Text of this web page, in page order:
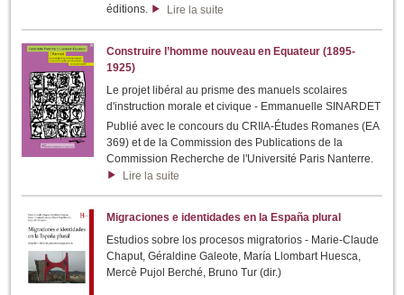
éditions.
Lire la suite
Construire l’homme nouveau en Equateur (1895-
1925)
Le projet libéral au prisme des manuels scolaires
d'instruction morale et civique - Emmanuelle SINARDET
Publié avec le concours du CRIIA-Études Romanes (EA
369) et de la Commission des Publications de la
Commission Recherche de l'Université Paris Nanterre.
Lire la suite
Migraciones e identidades en la España plural
Estudios sobre los procesos migratorios - Marie-Claude
Chaput, Géraldine Galeote, María Llombart Huesca,
Mercè Pujol Berché, Bruno Tur (dir.)